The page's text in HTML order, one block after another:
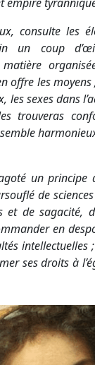
consulte les
un coup
offre les
les sexes dans
trouveras
un principe
de
et de sagacité,
en
ses droits à